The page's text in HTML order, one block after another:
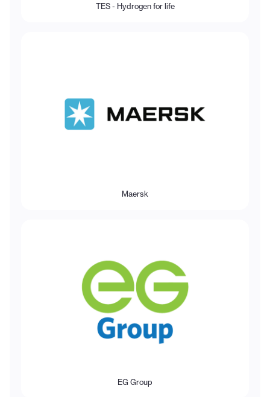
TES - Hydrogen for life
Maersk
EG Group